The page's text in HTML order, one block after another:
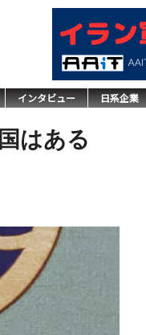
インタビュー 日系企業
はある